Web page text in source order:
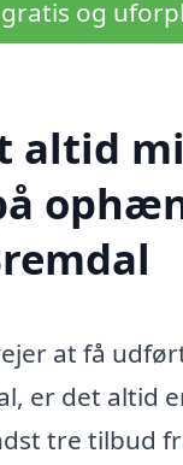
og
altid
at få
er det altid
tre tilbud